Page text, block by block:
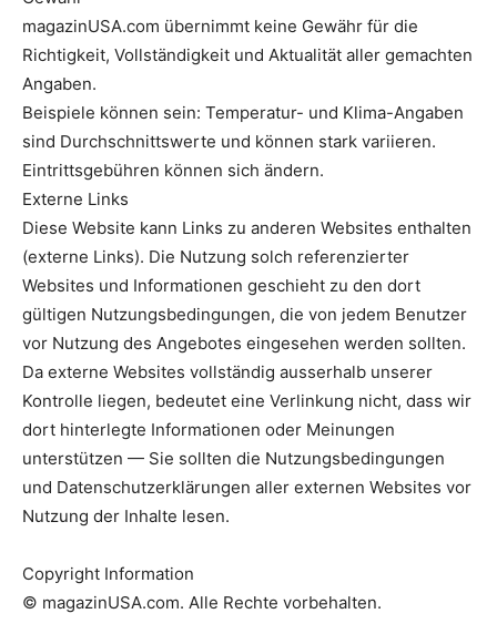
magazinUSA.com übernimmt keine Gewähr für die
Richtigkeit, Vollständigkeit und Aktualität aller gemachten
Angaben.
Beispiele können sein: Temperatur- und Klima-Angaben
sind Durchschnittswerte und können stark variieren.
Eintrittsgebühren können sich ändern.
Externe Links
Diese Website kann Links zu anderen Websites enthalten
(externe Links). Die Nutzung solch referenzierter
Websites und Informationen geschieht zu den dort
gültigen Nutzungsbedingungen, die von jedem Benutzer
vor Nutzung des Angebotes eingesehen werden sollten.
Da externe Websites vollständig ausserhalb unserer
Kontrolle liegen, bedeutet eine Verlinkung nicht, dass wir
dort hinterlegte Informationen oder Meinungen
unterstützen — Sie sollten die Nutzungsbedingungen
und Datenschutzerklärungen aller externen Websites vor
Nutzung der Inhalte lesen.
Copyright Information
© magazinUSA.com. Alle Rechte vorbehalten.